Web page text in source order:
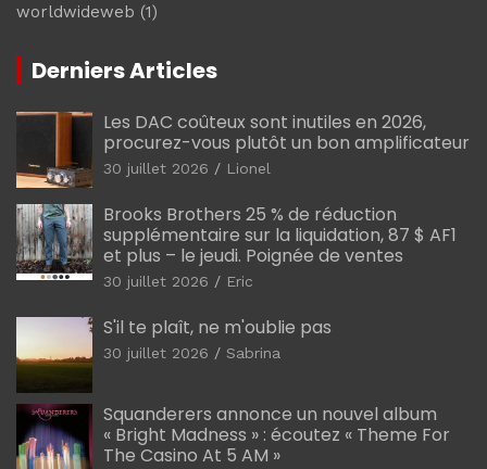
worldwideweb (1)
Derniers Articles
Les DAC coûteux sont inutiles en 2026,
procurez-vous plutôt un bon amplificateur
30 juillet 2026 Lionel
Brooks Brothers 25 % de réduction
supplémentaire sur la liquidation, 87 $ AF1
et plus – le jeudi. Poignée de ventes
30 juillet 2026 Eric
S'il te plaît, ne m'oublie pas
30 juillet 2026 Sabrina
Squanderers annonce un nouvel album
« Bright Madness » : écoutez « Theme For
The Casino At 5 AM »